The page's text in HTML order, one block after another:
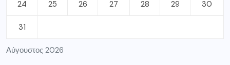
Αύγουστος 2026
24 25 26 27 28 29 30
31